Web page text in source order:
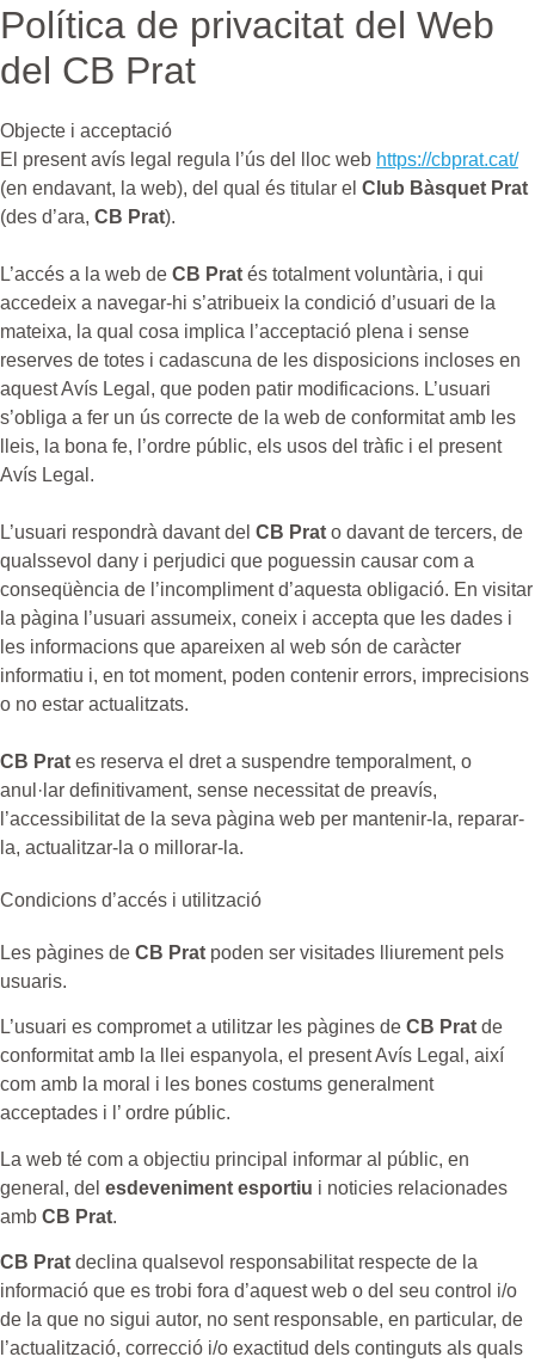
Política de privacitat del Web
del CB Prat
Objecte i acceptació
El present avís legal regula l’ús del lloc web https://cbprat.cat/
(en endavant, la web), del qual és titular el Club Bàsquet Prat
(des d’ara, CB Prat).
L’accés a la web de CB Prat és totalment voluntària, i qui
accedeix a navegar-hi s’atribueix la condició d’usuari de la
mateixa, la qual cosa implica l’acceptació plena i sense
reserves de totes i cadascuna de les disposicions incloses en
aquest Avís Legal, que poden patir modificacions. L’usuari
s’obliga a fer un ús correcte de la web de conformitat amb les
lleis, la bona fe, l’ordre públic, els usos del tràfic i el present
Avís Legal.
L’usuari respondrà davant del CB Prat o davant de tercers, de
qualssevol dany i perjudici que poguessin causar com a
conseqüència de l’incompliment d’aquesta obligació. En visitar
la pàgina l’usuari assumeix, coneix i accepta que les dades i
les informacions que apareixen al web són de caràcter
informatiu i, en tot moment, poden contenir errors, imprecisions
o no estar actualitzats.
CB Prat es reserva el dret a suspendre temporalment, o
anul·lar definitivament, sense necessitat de preavís,
l’accessibilitat de la seva pàgina web per mantenir-la, reparar-
la, actualitzar-la o millorar-la.
Condicions d’accés i utilització
Les pàgines de CB Prat poden ser visitades lliurement pels
usuaris.
L’usuari es compromet a utilitzar les pàgines de CB Prat de
conformitat amb la llei espanyola, el present Avís Legal, així
com amb la moral i les bones costums generalment
acceptades i l’ ordre públic.
La web té com a objectiu principal informar al públic, en
general, del esdeveniment esportiu i noticies relacionades
amb CB Prat.
CB Prat declina qualsevol responsabilitat respecte de la
informació que es trobi fora d’aquest web o del seu control i/o
de la que no sigui autor, no sent responsable, en particular, de
l’actualització, correcció i/o exactitud dels continguts als quals